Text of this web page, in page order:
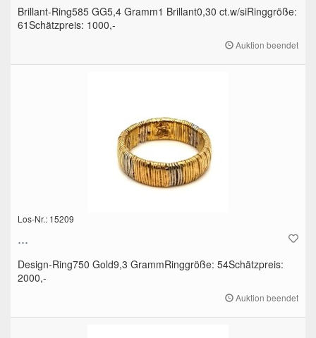
Brillant-Ring585 GG5,4 Gramm1 Brillant0,30 ct.w/siRinggröße:
61Schätzpreis: 1000,-
Auktion beendet
Los-Nr.: 15209
...
Design-Ring750 Gold9,3 GrammRinggröße: 54Schätzpreis:
2000,-
Auktion beendet